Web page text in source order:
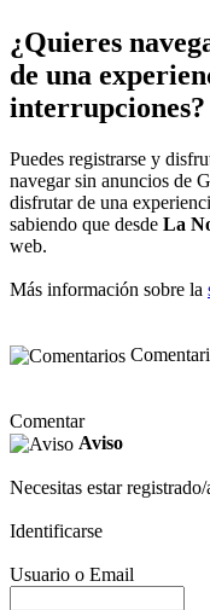
¿Quieres
de una
interrupciones?
Puedes registrarse y
navegar sin anuncios de
disfrutar de una
sabiendo que desde La
web.
Más información sobre la
Comentar
Aviso
Necesitas estar
Identificarse
Usuario o Email